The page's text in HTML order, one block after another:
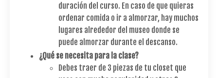
duración del curso. En caso de que quieras
ordenar comida o ir a almorzar, hay muchos
lugares alrededor del museo donde se
puede almorzar durante el descanso.
¿Qué se necesita para la clase?
Debes traer de 3 piezas de tu closet que